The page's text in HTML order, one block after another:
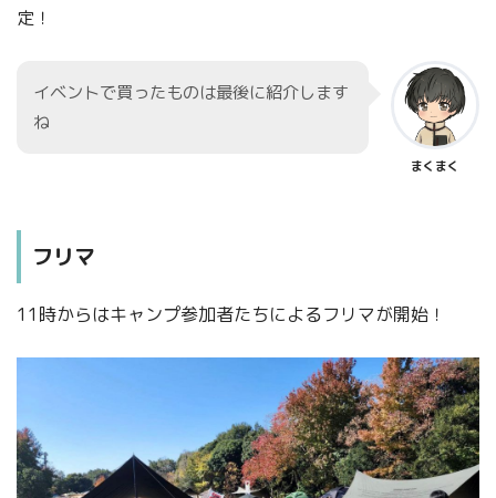
定！
イベントで買ったものは最後に紹介します
ね
まくまく
フリマ
11時からはキャンプ参加者たちによるフリマが開始！